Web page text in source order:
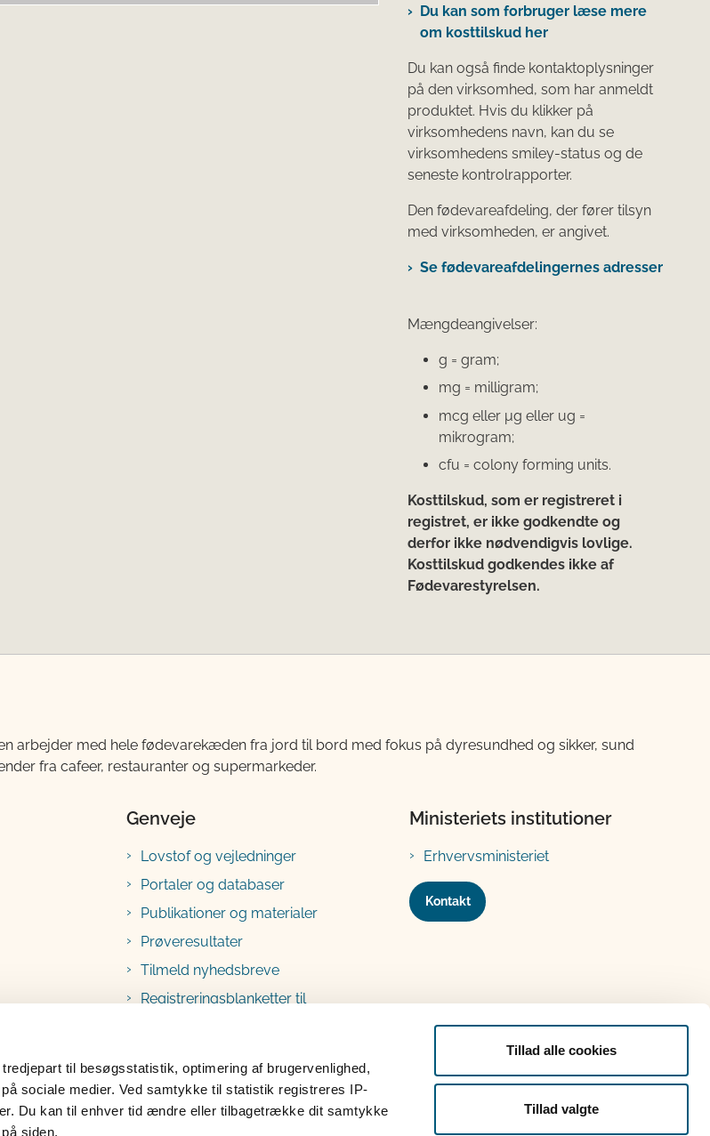
til besøgsstatistik, optimering af brugervenlighed,
sociale medier. Ved samtykke til statistik registreres IP-
Du kan til enhver tid ændre eller tilbagetrække dit samtykke
siden.
Tillad alle cookies
Tillad valgte
Du kan som forbruger læse mere
om kosttilskud her
Du kan også finde kontaktoplysninger
på den virksomhed, som har anmeldt
produktet. Hvis du klikker på
virksomhedens navn, kan du se
virksomhedens smiley-status og de
seneste kontrolrapporter.
Den fødevareafdeling, der fører tilsyn
med virksomheden, er angivet.
Se fødevareafdelingernes adresser
Mængdeangivelser:
g = gram;
mg = milligram;
mcg eller μg eller ug =
mikrogram;
cfu = colony forming units.
Kosttilskud, som er registreret i
registret, er ikke godkendte og
derfor ikke nødvendigvis lovlige.
Kosttilskud godkendes ikke af
Fødevarestyrelsen.
arbejder med hele fødevarekæden fra jord til bord med fokus på dyresundhed og sikker, sund
fra cafeer, restauranter og supermarkeder.
Genveje
Lovstof og vejledninger
Portaler og databaser
Publikationer og materialer
Prøveresultater
Tilmeld nyhedsbreve
Registreringsblanketter til
Ministeriets institutioner
Erhvervsministeriet
Kontakt